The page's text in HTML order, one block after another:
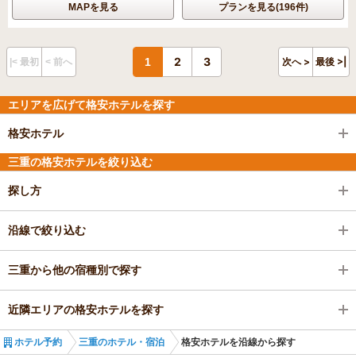
MAPを見る プランを見る(196件)
|< 最初 < 前へ 1 2 3 次へ > 最後 >|
エリアを広げて格安ホテルを探す
格安ホテル
三重の格安ホテルを絞り込む
探し方
沿線で絞り込む
三重から他の宿種別で探す
近隣エリアの格安ホテルを探す
ホテル予約 三重のホテル・宿泊 格安ホテルを沿線から探す